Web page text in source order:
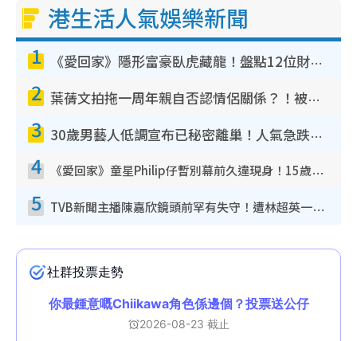
港生活人氣娛樂新聞
1 《愛回家》隱形富豪臥虎藏龍！盤點12位財氣逼人的有錢藝人：呢位靚女3億身家唔憂做
2 葉蒨文拍拖一周年親自否認情侶關係？！被質疑感情造假竟稱GM「普通同事」
3 30歲男藝人低調宣布已秘密離巢！人氣急跌變失蹤人口︰「這幾年過得並不容易」
4 《愛回家》童星Philip仔暫別幕前久違現身！15歲近況暴風長高蛻變帥氣少男
5 TVB新聞主播陳嘉欣鏡頭前罕有失守！遭林超英一句說話突襲嚇親當場大笑